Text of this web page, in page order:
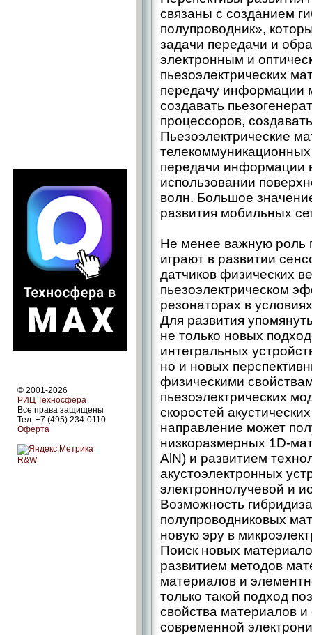
© 2001-2026
РИЦ Техносфера
Все права защищены
Тел. +7 (495) 234-0110
Оферта
R&W
связаны с созданием
полупроводник»,
задачи передачи и
электронным и
пьезоэлектрических
передачу информации
создавать
процессоров,
Пьезоэлектрические
передачи информации
использовании
волн. Большое
развития мобильных
Не менее важную роль
играют в развитии
датчиков физических
пьезоэлектрическом
резонаторах в
Для развития
не только новых
интегральных
но и новых
физическими
пьезоэлектрических
скоростей
направление может
низкоразмерных 1D-
AlN) и развитием
акустоэлектронных
электроннолучевой и
Возможность
полупроводниковых
новую эру в
Поиск новых
развитием методов
материалов и
только такой подход
свойства материалов
современной